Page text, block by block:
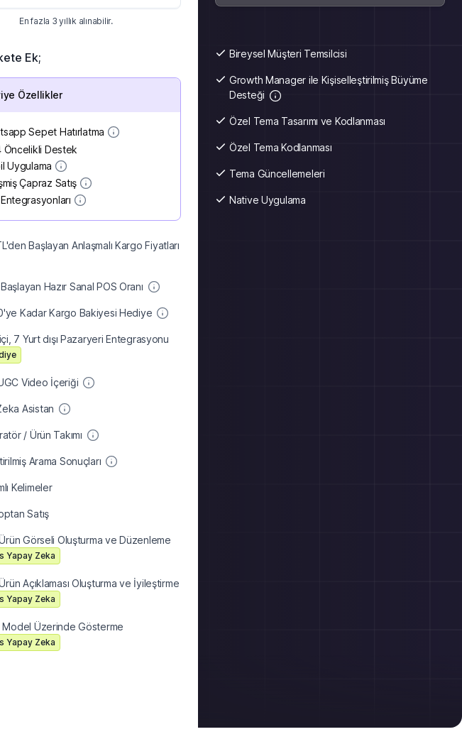
En fazla 3 yıllık alınabilir.
Ek;
Özellikler
Sepet Hatırlatma
Öncelikli Destek
Uygulama
Çapraz Satış
Başlayan Anlaşmalı Kargo Fiyatları
Hazır Sanal POS Oranı
Kadar Kargo Bakiyesi Hediye
7 Yurt dışı Pazaryeri Entegrasyonu
Video İçeriği
Asistan
/ Ürün Takımı
Arama Sonuçları
Kelimeler
Satış
Ürün Görseli Oluşturma ve Düzenleme
Yapay Zeka
Ürün Açıklaması Oluşturma ve İyileştirme
Yapay Zeka
Model Üzerinde Gösterme
Yapay Zeka
Bireysel Müşteri Temsilcisi
Growth Manager ile Kişiselleştirilmiş Büyüme
Desteği
Özel Tema Tasarımı ve Kodlanması
Özel Tema Kodlanması
Tema Güncellemeleri
Native Uygulama